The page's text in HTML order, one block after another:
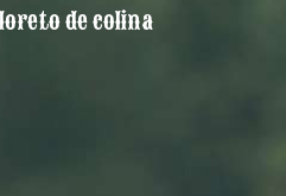
de colina